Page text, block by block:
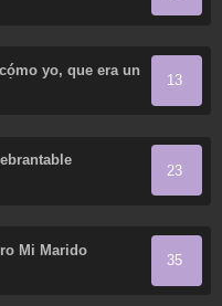
yo, que era un
13
23
Mi Marido
35